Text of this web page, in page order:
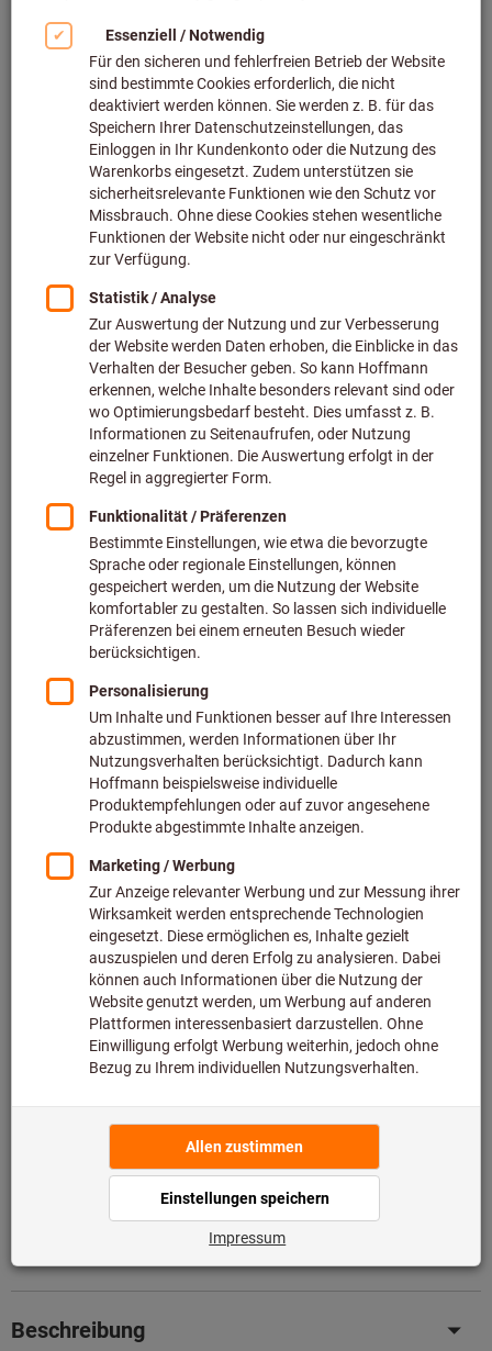
Bild zum Vergrößern anklicken
Preis pro 1 Stück
zzgl. MwSt.zzgl. Versandkosten
Individuelle Preisanzeige für Geschäftskunden nach
Anmeldung.
Menge
In den Warenkorb
Voraussichtliche Lieferzeit: 2-3 Wochen
Bitte beachten Sie die Lieferzeit und eingeschränkte
Beratung:
Diesen Artikel bestellen wir für Sie direkt beim Hersteller,
da er nicht Bestandteil unseres Hauptsortiments ist und
somit nicht bei uns auf Lager liegt.Infos
Original-Nachschliff für Original Leistung– Senken Sie
professionellen Nachschleifservice.Details
Artikel merken Artikel teilen
Beschreibung